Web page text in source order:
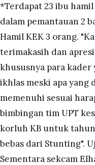
*Terdapat 23 ibu
dalam pemantauan 2
Hamil KEK 3 orang.
terimakasih dan
khususnya para
ikhlas meski apa yang
memenuhi sesuai
bimbingan tim UPT
korluh KB untuk
bebas dari Stunting".
Sementara sekcam